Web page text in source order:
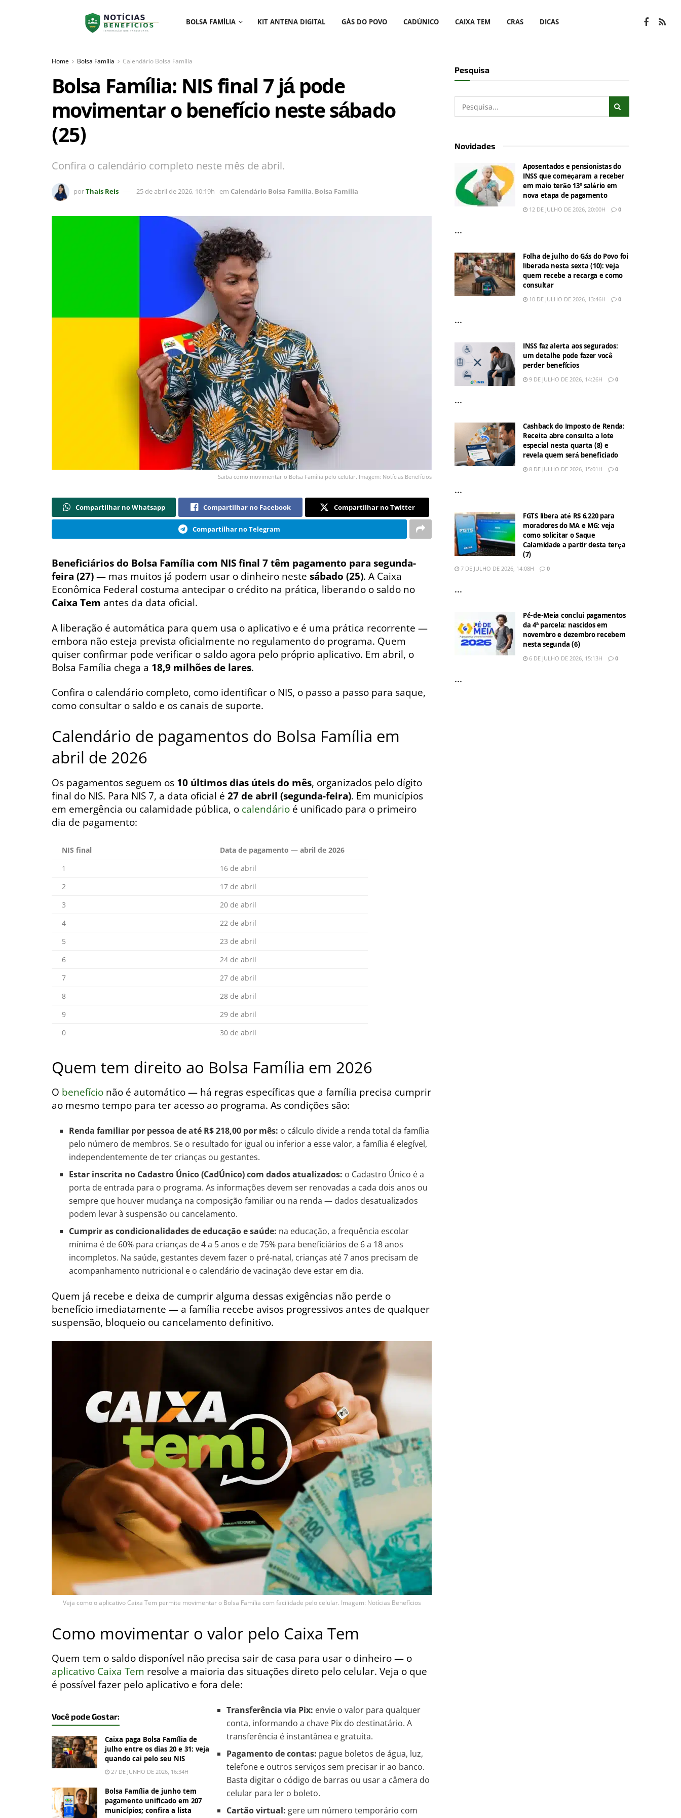
BOLSA FAMÍLIA KIT ANTENA DIGITAL GÁS DO POVO CADÚNICO CAIXA TEM CRAS DICAS
Home Bolsa Família Calendário Bolsa Família
Bolsa Família: NIS final 7 já pode
movimentar o benefício neste sábado
(25)
Confira o calendário completo neste mês de abril.
porThais Reis 25 de abril de 2026, 10:19h em Calendário Bolsa Família, Bolsa Família
Saiba como movimentar o Bolsa Família pelo celular. Imagem: Notícias Benefícios
Compartilhar no Whatsapp Compartilhar no Facebook Compartilhar no Twitter
Compartilhar no Telegram
Beneficiários do Bolsa Família com NIS final 7têm pagamento para segunda-
feira (27)— mas muitos já podem usar o dinheiro neste sábado (25). A Caixa
Econômica Federal costuma antecipar o crédito na prática, liberando o saldo no
Caixa Tem antes da data oficial.
A liberação é automática para quem usa o aplicativo e é uma prática recorrente —
embora não esteja prevista oficialmente no regulamento do programa. Quem
quiser confirmar pode verificar o saldo agora pelo próprio aplicativo. Em abril, o
Bolsa Família chega a 18,9 milhões de lares.
Confira o calendário completo, como identificar o NIS, o passo a passo para saque,
como consultar o saldo e os canais de suporte.
Calendário de pagamentos do Bolsa Família em
abril de 2026
Os pagamentos seguem os 10 últimos dias úteis do mês, organizados pelo dígito
final do NIS. Para NIS 7, a data oficial é 27 de abril (segunda-feira). Em municípios
em emergência ou calamidade pública, o calendário é unificado para o primeiro
dia de pagamento:
NIS final
Data de pagamento — abril de 2026
1
16 de abril
2
17 de abril
3
20 de abril
4
22 de abril
5
23 de abril
6
24 de abril
7
27 de abril
8
28 de abril
9
29 de abril
0
30 de abril
Quem tem direito ao Bolsa Família em 2026
O benefício não é automático — há regras específicas que a família precisa cumprir
ao mesmo tempo para ter acesso ao programa. As condições são:
Renda familiar por pessoa de até R$ 218,00 por mês: o cálculo divide a renda total da família
pelo número de membros. Se o resultado for igual ou inferior a esse valor, a família é elegível,
independentemente de ter crianças ou gestantes.
Estar inscrita no Cadastro Único (CadÚnico) com dados atualizados: o Cadastro Único é a
porta de entrada para o programa. As informações devem ser renovadas a cada dois anos ou
sempre que houver mudança na composição familiar ou na renda — dados desatualizados
podem levar à suspensão ou cancelamento.
Cumprir as condicionalidades de educação e saúde: na educação, a frequência escolar
mínima é de 60% para crianças de 4 a 5 anos e de 75% para beneficiários de 6 a 18 anos
incompletos. Na saúde, gestantes devem fazer o pré-natal, crianças até 7 anos precisam de
acompanhamento nutricional e o calendário de vacinação deve estar em dia.
Quem já recebe e deixa de cumprir alguma dessas exigências não perde o
benefício imediatamente — a família recebe avisos progressivos antes de qualquer
suspensão, bloqueio ou cancelamento definitivo.
Veja como o aplicativo Caixa Tem permite movimentar o Bolsa Família com facilidade pelo celular. Imagem: Notícias Benefícios
Como movimentar o valor pelo Caixa Tem
Quem tem o saldo disponível não precisa sair de casa para usar o dinheiro — o
aplicativo Caixa Tem resolve a maioria das situações direto pelo celular. Veja o que
é possível fazer pelo aplicativo e fora dele:
Você pode Gostar:
Caixa paga Bolsa Família de
julho entre os dias 20 e 31: veja
quando cai pelo seu NIS
27 DE JUNHO DE 2026, 16:34H
Bolsa Família de junho tem
pagamento unificado em 207
municípios; confira a lista
Transferência via Pix: envie o valor para qualquer
conta, informando a chave Pix do destinatário. A
transferência é instantânea e gratuita.
Pagamento de contas: pague boletos de água, luz,
telefone e outros serviços sem precisar ir ao banco.
Basta digitar o código de barras ou usar a câmera do
celular para ler o boleto.
Cartão virtual: gere um número temporário com
Pesquisa
Novidades
Aposentados e pensionistas do
INSS que começaram a receber
em maio terão 13º salário em
nova etapa de pagamento
12 DE JULHO DE 2026, 20:00H 0
...
Folha de julho do Gás do Povo foi
liberada nesta sexta (10): veja
quem recebe a recarga e como
consultar
10 DE JULHO DE 2026, 13:46H 0
...
INSS faz alerta aos segurados:
um detalhe pode fazer você
perder benefícios
9 DE JULHO DE 2026, 14:26H 0
...
Cashback do Imposto de Renda:
Receita abre consulta a lote
especial nesta quarta (8) e
revela quem será beneficiado
8 DE JULHO DE 2026, 15:01H 0
...
FGTS libera até R$ 6.220 para
moradores do MA e MG: veja
como solicitar o Saque
Calamidade a partir desta terça
(7)
7 DE JULHO DE 2026, 14:08H 0
...
Pé-de-Meia conclui pagamentos
da 4ª parcela: nascidos em
novembro e dezembro recebem
nesta segunda (6)
6 DE JULHO DE 2026, 15:13H 0
...